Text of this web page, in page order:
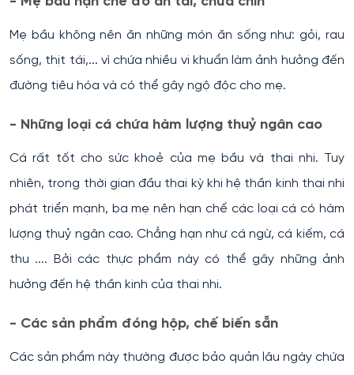
Mẹ bầu không nên ăn những món ăn sống như: gỏi, rau
sống, thịt tái,... vì chứa nhiều vi khuẩn làm ảnh hưởng đến
đường tiêu hóa và có thể gây ngộ độc cho mẹ.
- Những loại cá chứa hàm lượng thuỷ ngân cao
Cá rất tốt cho sức khoẻ của mẹ bầu và thai nhi. Tuy
nhiên, trong thời gian đầu thai kỳ khi hệ thần kinh thai nhi
phát triển mạnh, ba mẹ nên hạn chế các loại cá có hàm
lượng thuỷ ngân cao. Chẳng hạn như cá ngừ, cá kiếm, cá
thu .... Bởi các thực phẩm này có thể gây những ảnh
hưởng đến hệ thần kinh của thai nhi.
- Các sản phẩm đóng hộp, chế biến sẵn
Các sản phẩm này thường được bảo quản lâu ngày chứa